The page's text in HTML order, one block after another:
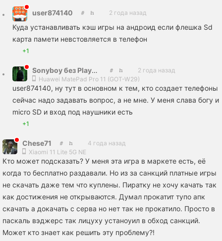
user874140 2 года назад
Куда устанавливать кэш игры на андроид если флешка Sd
карта памети невстовляется в телефон
+1
Sonyboy без PlayStation
2 года назад
Huawei MatePad Pro 11 (GOT-W29)
user874140, ну тут в основном к тем, кто создает телефоны
сейчас надо задавать вопрос, а не мне. У меня слава богу и
micro SD и вход под наушники есть
+1
Chese71
4 года назад
Xiaomi 11 Lite 5G NE
Кто может подсказать? У меня эта игра в маркете есть, еë
когда то бесплатно раздавали. Но из за санкций платные игры
не скачать даже тем что куплены. Пиратку не хочу качать так
как достижения не открываются. Думал прокатит тупо апк
скачать а докачать с серва но нет так не прокатило. Просто в
паскаль вэджерс так лицуху устаноуил в обход санкций.
Может кто знает как решить эту проблему?!